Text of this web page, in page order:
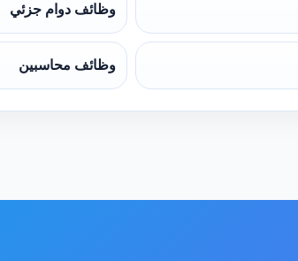
وظائف دوام جزئي
وظائف محاسبين